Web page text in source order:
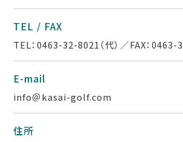
TEL / FAX
TEL：0463-32-8021（代）／FAX：
E-mail
info＠kasai-golf.com
住所